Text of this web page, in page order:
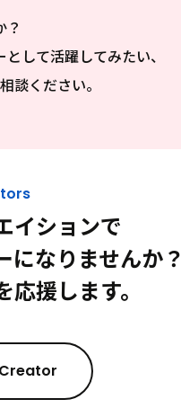
？
して活躍してみたい、
談ください。
イションで
になりませんか？
援します。